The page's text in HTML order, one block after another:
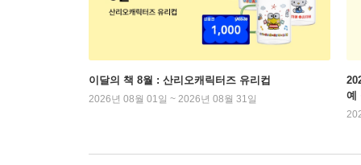
이달의 책 8월 : 산리오캐릭터즈 유리컵
2026년 08월 01일 ~ 2026년 08월 31일
예